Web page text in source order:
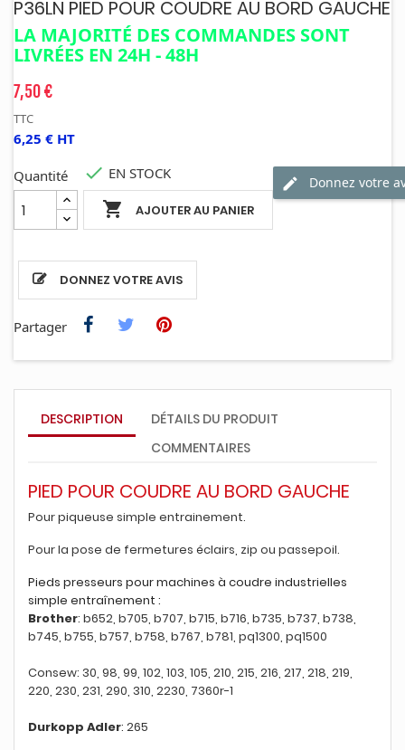
P36LN PIED POUR COUDRE AU BORD GAUCHE
LA MAJORITÉ DES COMMANDES SONT
LIVRÉES EN 24H - 48H
7,50 €
TTC
6,25 € HT
Quantité
 AJOUTER AU PANIER
 EN STOCK
DONNEZ VOTRE AVIS
Donnez votre
Partager
DESCRIPTION
DÉTAILS DU PRODUIT
COMMENTAIRES
PIED POUR COUDRE AU BORD GAUCHE
Pour piqueuse simple entrainement.
Pour la pose de fermetures éclairs, zip ou passepoil.
Pieds presseurs pour machines à coudre industrielles
simple entraînement :
Brother: b652, b705, b707, b715, b716, b735, b737, b738,
b745, b755, b757, b758, b767, b781, pq1300, pq1500
Consew: 30, 98, 99, 102, 103, 105, 210, 215, 216, 217, 218, 219,
220, 230, 231, 290, 310, 2230, 7360r-1
Durkopp Adler: 265